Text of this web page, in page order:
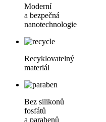
Moderní
a bezpečná
nanotechnologie
Recyklovatelný
materiál
Bez silikonů
fosfátů
a parabenů